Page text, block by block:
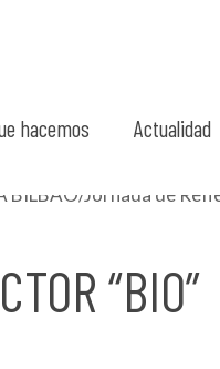
hacemos Actualidad
“BIO”